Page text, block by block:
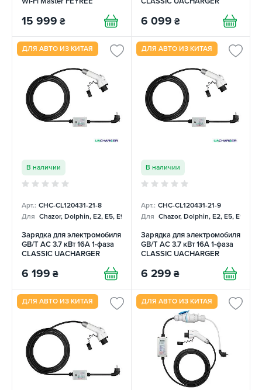
15 999 ₴ 6 099 ₴
ДЛЯ АВТО ИЗ КИТАЯ
В наличии
Арт.: CHC-CL120431-21-8
Для Chazor, Dolphin, E2, E5, E9, Mercedes
Зарядка для электромобиля
GB/T AC 3.7 кВт 16А 1-фаза
CLASSIC UACHARGER
6 199 ₴
ДЛЯ АВТО ИЗ КИТАЯ
В наличии
Арт.: CHC-CL120431-21-9
Для Chazor, Dolphin, E2, E5, E9,
Зарядка для электромобиля
GB/T AC 3.7 кВт 16А 1-фаза
CLASSIC UACHARGER
6 299 ₴
ДЛЯ АВТО ИЗ КИТАЯ ДЛЯ АВТО ИЗ КИТАЯ